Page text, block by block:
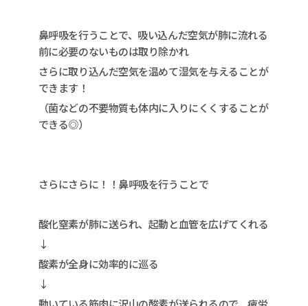
鼻呼吸を行うことで、吸い込んだ空気が肺に流れる
前に必要のないものは取り除かれ
さらに取り込んだ空気を温めて湿気を与えることが
できます！
（菌などの不要物質も体内に入りにくくすることが
できる◎）
さらにさらに！！鼻呼吸を行うことで
酸化窒素が肺に送られ、起動と血管を広げてくれる
↓
酸素が全身に効率的に巡る
↓